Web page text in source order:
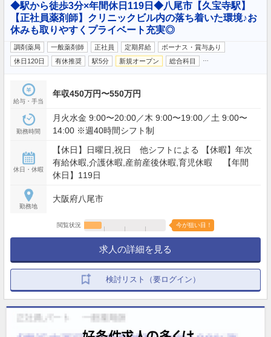
◆駅から徒歩3分×年間休日119日◆八尾市【久宝寺駅】
【正社員薬剤師】クリニックビル内の落ち着いた環境♪お
休みも取りやすくプライベート充実◎
調剤薬局 一般薬剤師 正社員 定期昇給
ボーナス・賞与あり
休日120日
有休推奨 駅5分 新規オープン 総合科目
給与・手当
年収450万円〜550万円
勤務時間
月火水金 9:00〜20:00／木 9:00〜19:00／土 9:00〜
14:00 ※週40時間シフト制
休日・休暇
【休日】日曜日,祝日 他シフトによる 【休暇】年次
有給休暇,介護休暇,産前産後休暇,育児休暇 【年間
休日】119日
勤務地
大阪府八尾市
閲覧状況 今が狙い目！
求人の詳細を見る
検討リスト（要ログイン）